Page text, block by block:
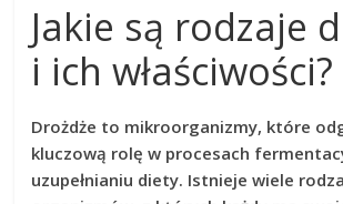
Jakie są rodzaje
i ich właściwości?
Drożdże to mikroorganizmy, które
kluczową rolę w procesach
uzupełnianiu diety. Istnieje wiele